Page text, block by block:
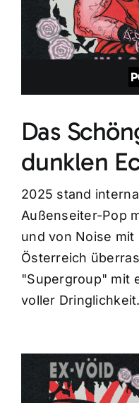
Das
dunklen
2025 stand
Außenseiter-Pop
und von Noise mit
Österreich
"Supergroup" mit
voller Dringlichkeit.